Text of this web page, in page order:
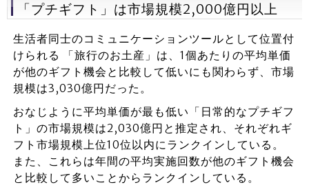
「プチギフト」は市場規模2,000億円以上
生活者同士のコミュニケーションツールとして位置付
けられる 「旅行のお土産」は、1個あたりの平均単価
が他のギフト機会と比較して低いにも関わらず、市場
規模は3,030億円だった。
おなじように平均単価が最も低い「日常的なプチギフ
ト」の市場規模は2,030億円と推定され、それぞれギ
フト市場規模上位10位以内にランクインしている。
また、これらは年間の平均実施回数が他のギフト機会
と比較して多いことからランクインしている。